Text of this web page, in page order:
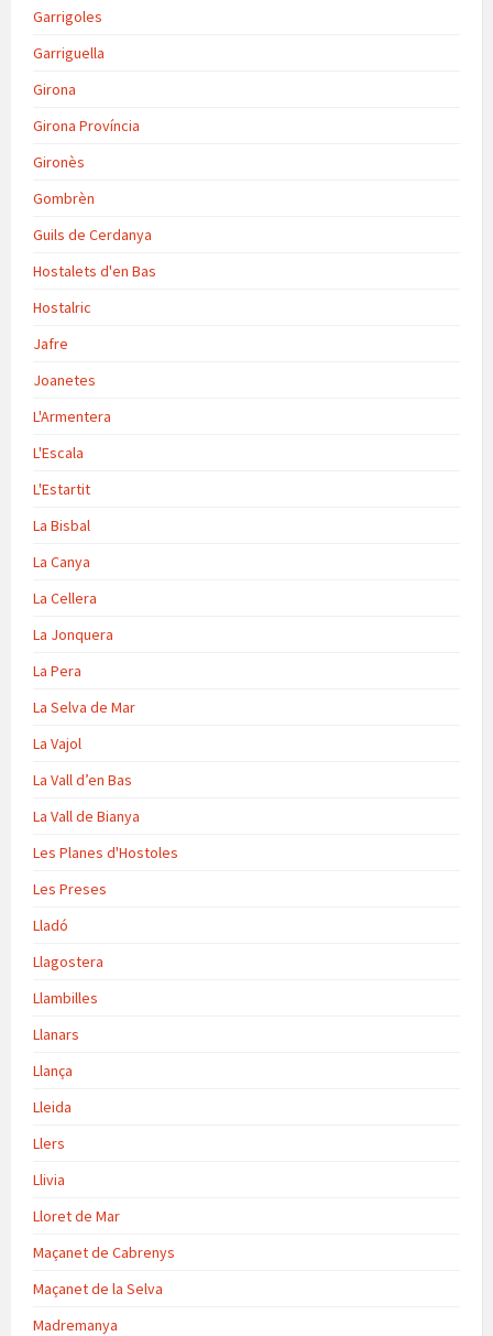
Garrigoles
Garriguella
Girona
Girona Província
Gironès
Gombrèn
Guils de Cerdanya
Hostalets d'en Bas
Hostalric
Jafre
Joanetes
L'Armentera
L'Escala
L'Estartit
La Bisbal
La Canya
La Cellera
La Jonquera
La Pera
La Selva de Mar
La Vajol
La Vall d’en Bas
La Vall de Bianya
Les Planes d'Hostoles
Les Preses
Lladó
Llagostera
Llambilles
Llanars
Llança
Lleida
Llers
Llivia
Lloret de Mar
Maçanet de Cabrenys
Maçanet de la Selva
Madremanya